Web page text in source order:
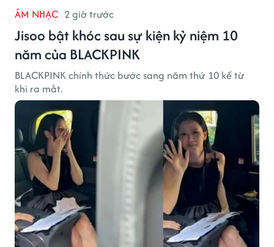
ÂM NHẠC 2 giờ trước
Jisoo bật khóc sau sự kiện kỷ niệm 10
năm của BLACKPINK
BLACKPINK chính thức bước sang năm thứ 10 kể từ
khi ra mắt.